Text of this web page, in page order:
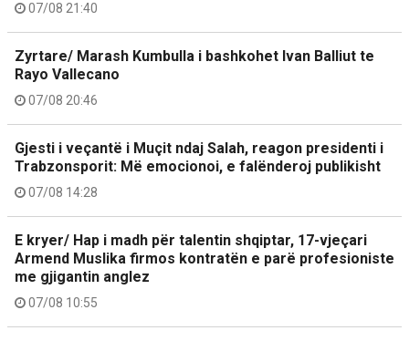
07/08 21:40
Zyrtare/ Marash Kumbulla i bashkohet Ivan Balliut te
Rayo Vallecano
07/08 20:46
Gjesti i veçantë i Muçit ndaj Salah, reagon presidenti i
Trabzonsporit: Më emocionoi, e falënderoj publikisht
07/08 14:28
E kryer/ Hap i madh për talentin shqiptar, 17-vjeçari
Armend Muslika firmos kontratën e parë profesioniste
me gjigantin anglez
07/08 10:55